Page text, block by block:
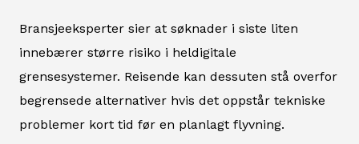
Bransjeeksperter sier at søknader i siste liten
innebærer større risiko i heldigitale
grensesystemer. Reisende kan dessuten stå overfor
begrensede alternativer hvis det oppstår tekniske
problemer kort tid før en planlagt flyvning.